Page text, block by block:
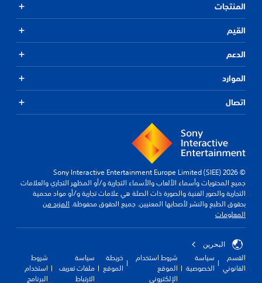
المنتجات
القيم
الدعم
الموارد
اتصال
© 2026 Sony Interactive Entertainment Europe Limited (SIEE)
جميع المحتويات وأسماء الألعاب والأسماء التجارية و/أو المظهر التجاري والعلامات
التجارية والصور الفنية والصورة ذات الصلة هي علامات تجارية و/أو مواد محمية
بحقوق الطبع والنشر لأصحابها المعنيين. جميع الحقوق محفوظة. المزيد من
المعلومات
البحرين
القسم
القانوني
سياسة
الخصوصية
شروط استخدام
الموقع
الإلكتروني
خريطة
الموقع
سياسة
ملفات تعريف
الارتباط
شروط
استخدام
البرنامج